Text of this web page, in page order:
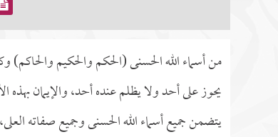
من أسماء الله الحسنى (الحكم والحكيم والحاكم)
يحوز على أحد ولا يظلم عنده أحد، والإيمان بهذه
يتضمن جميع أسماء الله الحسنى وجميع صفاته